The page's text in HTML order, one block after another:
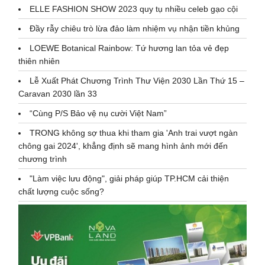
ELLE FASHION SHOW 2023 quy tụ nhiều celeb gạo cội
Đầy rẫy chiêu trò lừa đảo làm nhiệm vụ nhận tiền khủng
LOEWE Botanical Rainbow: Tứ hương lan tỏa vẻ đẹp
thiên nhiên
Lễ Xuất Phát Chương Trình Thư Viện 2030 Lần Thứ 15 –
Caravan 2030 lần 33
“Cùng P/S Bảo vệ nụ cười Việt Nam”
TRONG không sợ thua khi tham gia 'Anh trai vượt ngàn
chông gai 2024', khẳng định sẽ mang hình ảnh mới đến
chương trình
"Làm việc lưu động", giải pháp giúp TP.HCM cải thiện
chất lượng cuộc sống?